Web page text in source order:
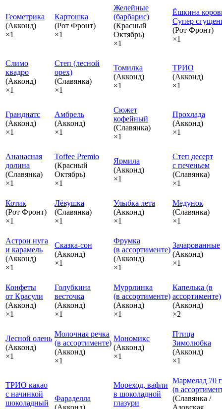
Геометрика
(Акконд)
×1
Картошка
(Рот Фронт)
×1
Желейные
(барбарис)
(Красный
Октябрь)
×1
Ёшкина
Супер
(Рот Фронт)
×1
Слимо
квадро
(Акконд)
×1
Степ (лесной
орех)
(Славянка)
×1
Томилка
(Акконд)
×1
ТРИО
(Акконд)
×1
Гранднатс
(Акконд)
×1
Амбрель
(Акконд)
×1
Сюжет
кофейный
(Славянка)
×1
Прохлада
(Акконд)
×1
Ананасная
долина
(Славянка)
×1
Toffee Premio
(Красный
Октябрь)
×1
Ярмила
(Акконд)
×1
Степ десерт
с печеньем
(Славянка)
×1
Котик
(Рот Фронт)
×1
Лёвушка
(Славянка)
×1
Улыбка лета
(Акконд)
×1
Медунок
(Славянка)
×1
Астрон нуга
и карамель
(Акконд)
×1
Сказка‑сон
(Акконд)
×1
Фрумка
(в ассортименте)
(Акконд)
×1
Зачарованные
(Акконд)
×1
Конфеты
от Красули
(Акконд)
×1
Голубкина
весточка
(Акконд)
×1
Муррлинка
(в ассортименте)
(Акконд)
×1
Капелька (в
ассортименте)
(Акконд)
×2
Лесной олень
(Акконд)
×1
Молочная речка
(в ассортименте)
(Акконд)
×1
Мономикс
(Акконд)
×1
Птица
Зимолюбка
(Акконд)
×1
ТРИО какао
с начинкой
шоколадный
Фараделла
(Акконд)
Мореход, вафли
в шоколадной
глазури
Мармелад 70 г
(в
(Славянка /
Азовская